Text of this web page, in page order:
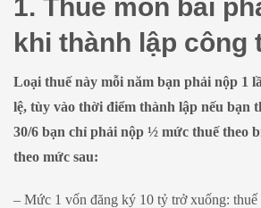
1. Thuế môn bài
khi thành lập công
Loại thuế này mỗi năm bạn phải nộp 1
lệ, tùy vào thời điểm thành lập nếu bạn
30/6 bạn chỉ phải nộp ½ mức thuế theo
theo mức sau:
– Mức 1 vốn đăng ký 10 tỷ trở xuống: thuế